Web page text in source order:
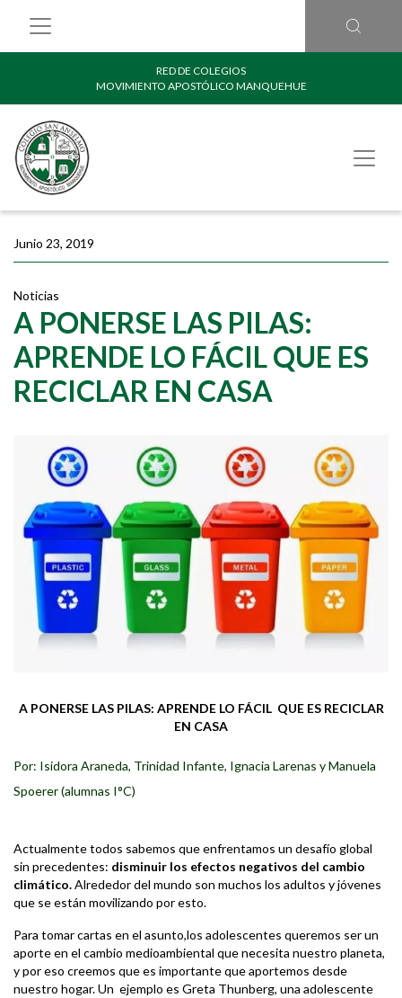
RED DE COLEGIOS
MOVIMIENTO APOSTÓLICO MANQUEHUE
Junio 23, 2019
Noticias
A PONERSE LAS PILAS:
APRENDE LO FÁCIL QUE ES
RECICLAR EN CASA
A PONERSE LAS PILAS: APRENDE LO FÁCIL QUE ES RECICLAR
EN CASA
Por: Isidora Araneda, Trinidad Infante, Ignacia Larenas y Manuela
Spoerer (alumnas I°C)
Actualmente todos sabemos que enfrentamos un desafío global
sin precedentes: disminuir los efectos negativos del cambio
climático.Alrededor del mundo son muchos los adultos y jóvenes
que se están movilizando por esto.
Para tomar cartas en el asunto,los adolescentes queremos ser un
aporte en el cambio medioambiental que necesita nuestro planeta,
y por eso creemos que es importante que aportemos desde
nuestro hogar. Un ejemplo es Greta Thunberg, una adolescente